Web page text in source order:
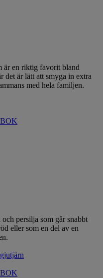
är en riktig favorit bland
det är lätt att smyga in extra
med hela familjen.
persilja som går snabbt
eller som en del av en